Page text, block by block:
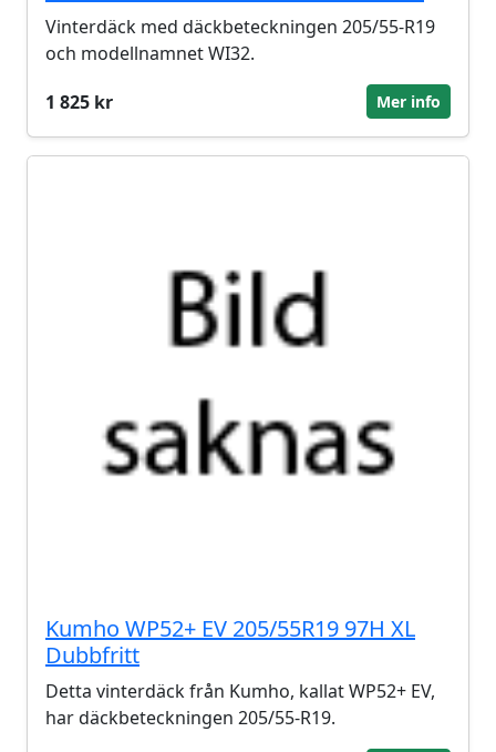
Vinterdäck med däckbeteckningen 205/55-R19
och modellnamnet WI32.
1 825 kr
Mer info
Kumho WP52+ EV 205/55R19 97H XL
Dubbfritt
Detta vinterdäck från Kumho, kallat WP52+ EV,
har däckbeteckningen 205/55-R19.